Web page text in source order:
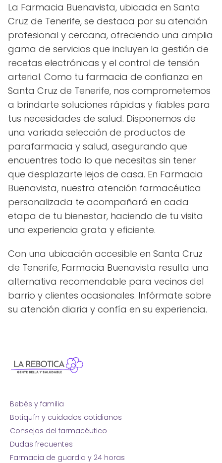
La Farmacia Buenavista, ubicada en Santa
Cruz de Tenerife, se destaca por su atención
profesional y cercana, ofreciendo una amplia
gama de servicios que incluyen la gestión de
recetas electrónicas y el control de tensión
arterial. Como tu farmacia de confianza en
Santa Cruz de Tenerife, nos comprometemos
a brindarte soluciones rápidas y fiables para
tus necesidades de salud. Disponemos de
una variada selección de productos de
parafarmacia y salud, asegurando que
encuentres todo lo que necesitas sin tener
que desplazarte lejos de casa. En Farmacia
Buenavista, nuestra atención farmacéutica
personalizada te acompañará en cada
etapa de tu bienestar, haciendo de tu visita
una experiencia grata y eficiente.
Con una ubicación accesible en Santa Cruz
de Tenerife, Farmacia Buenavista resulta una
alternativa recomendable para vecinos del
barrio y clientes ocasionales. Infórmate sobre
su atención diaria y confía en su experiencia.
Bebés y familia
Botiquín y cuidados cotidianos
Consejos del farmacéutico
Dudas frecuentes
Farmacia de guardia y 24 horas